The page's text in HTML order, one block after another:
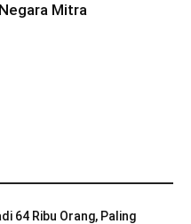
Mitra
64 Ribu Orang, Paling